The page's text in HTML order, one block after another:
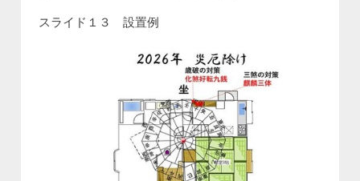
スライド１３ 設置例